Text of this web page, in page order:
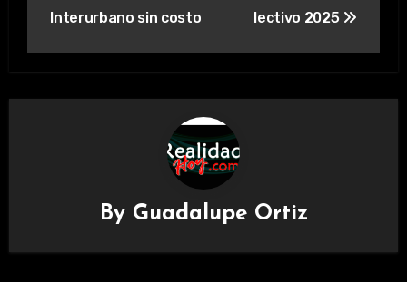
Interurbano sin costo
lectivo 2025
By Guadalupe Ortiz